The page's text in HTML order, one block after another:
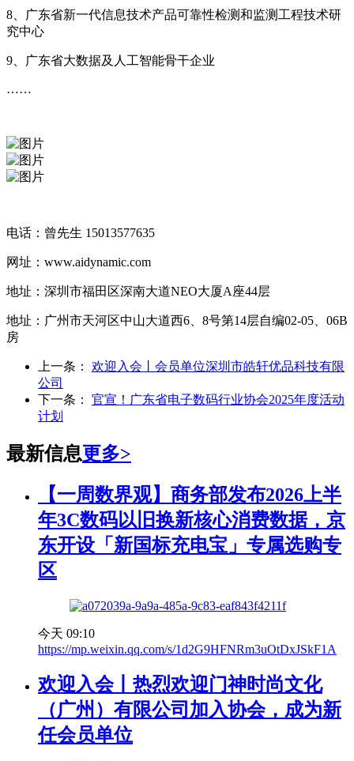
8、广东省新一代信息技术产品可靠性检测和监测工程技术研
究中心
9、广东省大数据及人工智能骨干企业
……
电话：曾先生 15013577635
网址：www.aidynamic.com
地址：深圳市福田区深南大道NEO大厦A座44层
地址：广州市天河区中山大道西6、8号第14层自编02-05、06B
房
上一条： 欢迎入会丨会员单位深圳市皓轩优品科技有限
公司
下一条： 官宣！广东省电子数码行业协会2025年度活动
计划
最新信息更多>
【一周数界观】商务部发布2026上半
年3C数码以旧换新核心消费数据，京
东开设「新国标充电宝」专属选购专
区
今天 09:10
https://mp.weixin.qq.com/s/1d2G9HFNRm3uOtDxJSkF1A
欢迎入会丨热烈欢迎门神时尚文化
（广州）有限公司加入协会，成为新
任会员单位